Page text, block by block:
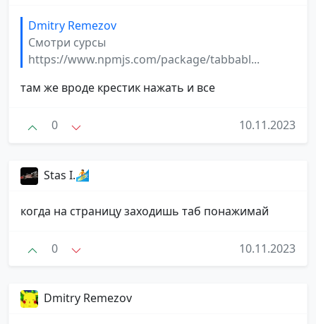
Dmitry Remezov
Смотри сурсы
https://www.npmjs.com/package/tabbabl...
там же вроде крестик нажать и все
0 10.11.2023
Stas I.🏄
когда на страницу заходишь таб понажимай
0 10.11.2023
Dmitry Remezov